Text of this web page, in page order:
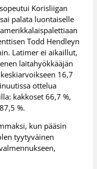
Korisliigan
palata luontaiselle
Todd Hendleyn
Latimer ei aikaillut,
laitahyökkääjän
16,7
ottelua
kakkoset 66,7 %,
%.
kun pääsin
tyytyväinen